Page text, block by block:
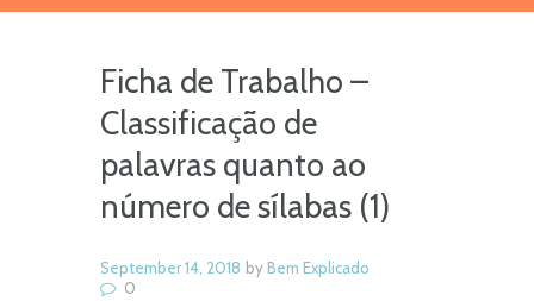
Ficha de Trabalho –
Classificação de
palavras quanto ao
número de sílabas (1)
September 14, 2018 byBem Explicado
0